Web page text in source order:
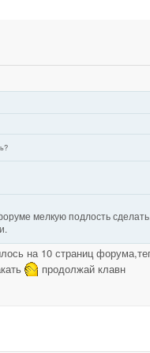
мелкую подлость
на 10 страниц
продолжай клавн